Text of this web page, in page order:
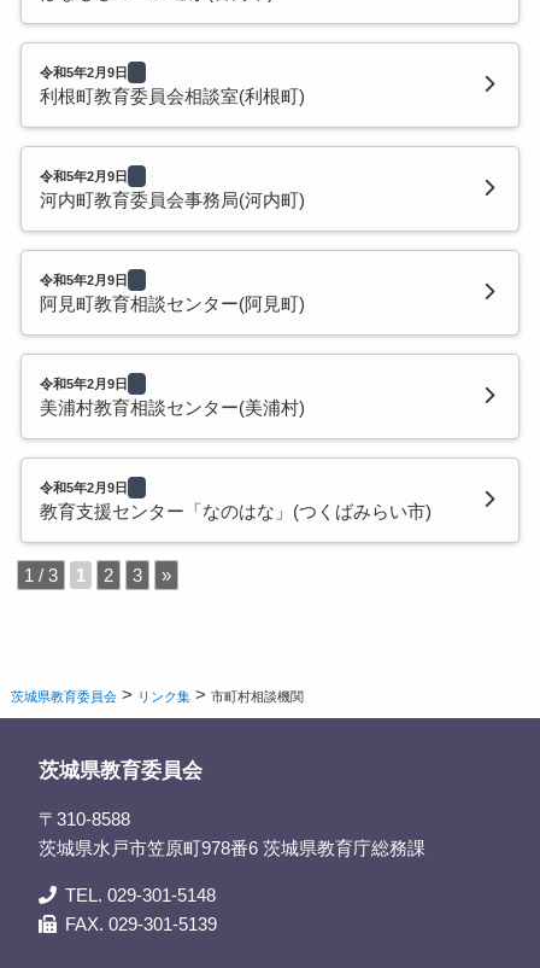
令和5年2月9日
利根町教育委員会相談室(利根町)
令和5年2月9日
河内町教育委員会事務局(河内町)
令和5年2月9日
阿見町教育相談センター(阿見町)
令和5年2月9日
美浦村教育相談センター(美浦村)
令和5年2月9日
教育支援センター「なのはな」(つくばみらい市)
1 / 3 1 2 3 »
茨城県教育委員会 > リンク集 >市町村相談機関
茨城県教育委員会
〒310-8588
茨城県水戸市笠原町978番6 茨城県教育庁総務課
TEL. 029-301-5148
FAX. 029-301-5139